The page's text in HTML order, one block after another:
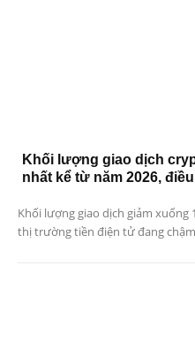
Khối lượng giao dịch
nhất kể từ năm 2026,
Khối lượng giao dịch giảm xuống
thị trường tiền điện tử đang